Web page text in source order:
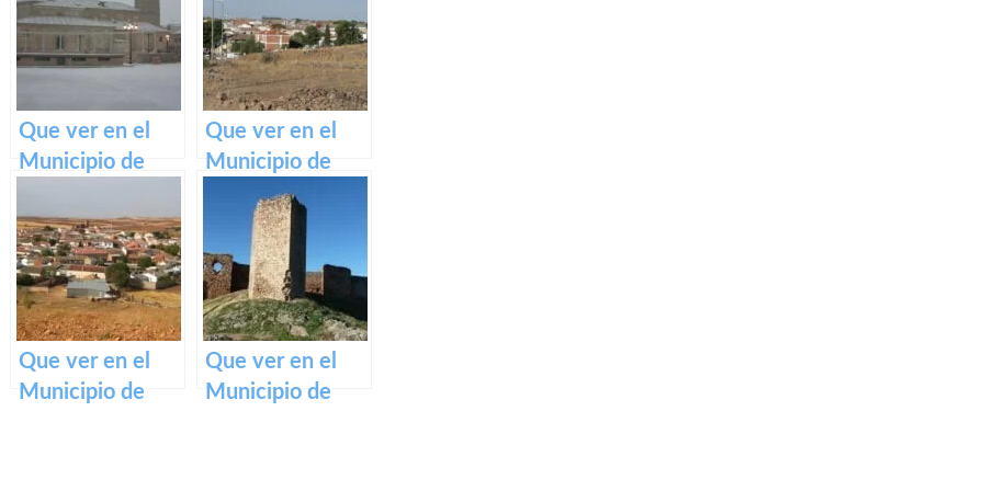
La Mancha
Mancha
Que ver en el
Municipio de
Castilla La
Mancha
Que ver en el
Municipio de
Viveros en
Castilla La
Mancha
Que ver en el
Municipio de
Que ver en el
Municipio de